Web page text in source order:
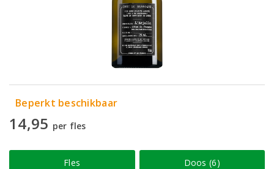
Beperkt beschikbaar
14,95 per fles
Fles Doos (6)